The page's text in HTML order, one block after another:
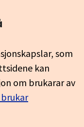
som
kan
om brukarar av
brukar